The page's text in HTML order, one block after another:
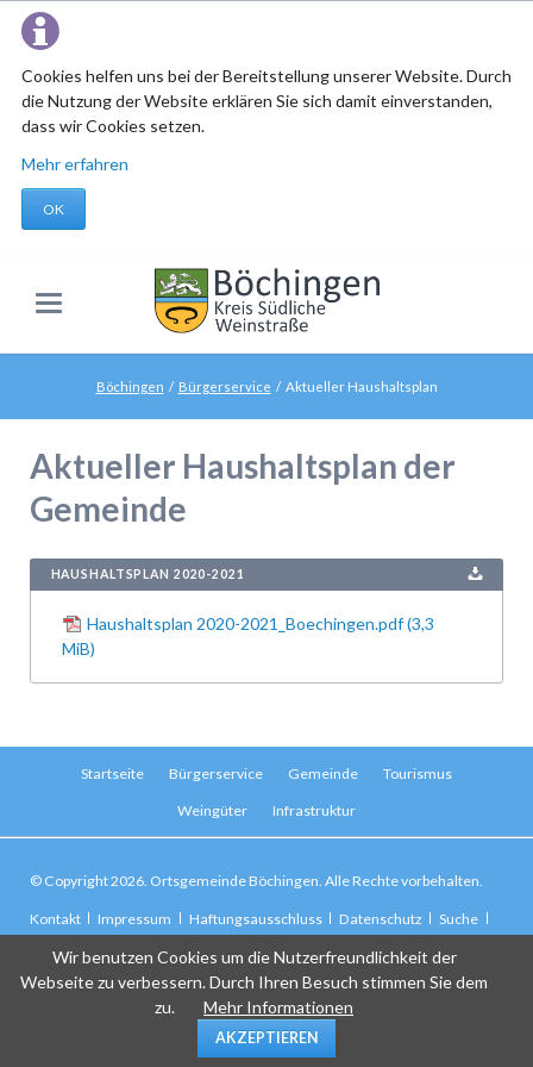
Cookies helfen uns bei der Bereitstellung unserer Website. Durch
die Nutzung der Website erklären Sie sich damit einverstanden,
dass wir Cookies setzen.
Mehr erfahren
OK
Böchingen Bürgerservice Aktueller Haushaltsplan
Aktueller Haushaltsplan der
Gemeinde
HAUSHALTSPLAN 2020-2021
Haushaltsplan 2020-2021_Boechingen.pdf(3,3
MiB)
Navigation
Startseite Bürgerservice Gemeinde Tourismus
Weingüter Infrastruktur
© Copyright 2026. Ortsgemeinde Böchingen. Alle Rechte vorbehalten.
Navigation
überspringen
Kontakt Impressum Haftungsausschluss Datenschutz
Suche
Sitemap
Wir benutzen Cookies um die Nutzerfreundlichkeit der
Webseite zu verbessern. Durch Ihren Besuch stimmen Sie dem
zu.
Mehr Informationen
AKZEPTIEREN